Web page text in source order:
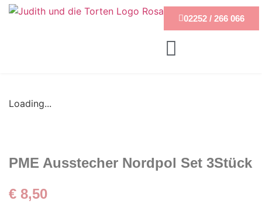
02252 / 266 066
Loading...
PME Ausstecher Nordpol Set 3Stück
€ 8,50